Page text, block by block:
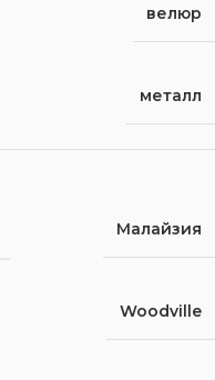
велюр
металл
Малайзия
Woodville